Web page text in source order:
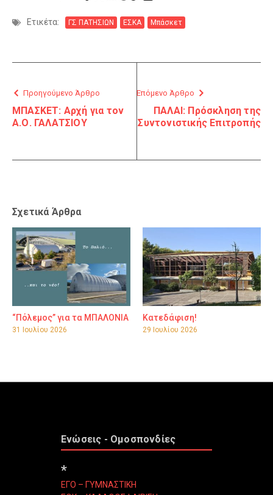
Ετικέτα: ΓΣ ΠΑΤΗΣΙΩΝ ΕΣΚΑ Μπάσκετ
Προηγούμενο Άρθρο
ΜΠΑΣΚΕΤ: Αρχή για τον
Α.Ο. ΓΑΛΑΤΣΙΟΥ
Επόμενο Άρθρο
ΠΑΛΑΙ: Πρόσκληση της
Συντονιστικής Επιτροπής
Σχετικά Άρθρα
“Πόλεμος” για τα ΜΠΑΛΟΝΙΑ
31 Ιουλίου 2026
Κατεδάφιση!
29 Ιουλίου 2026
Ενώσεις - Ομοσπονδίες
*
ΕΓΟ – ΓΥΜΝΑΣΤΙΚΗ